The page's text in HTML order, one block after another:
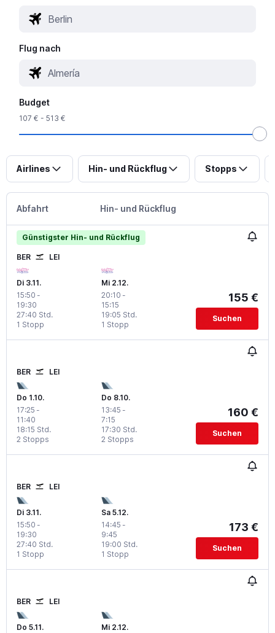
Flug nach
Budget
107 € - 513 €
Airlines Hin- und Rückflug Stopps
Abfahrt Hin- und Rückflug
Günstigster Hin- und Rückflug
BER LEI
Di 3.11.
15:50 -
19:30
1 Stopp
27:40 Std.
Mi 2.12.
20:10 -
15:15
1 Stopp
19:05 Std.
155 €
Suchen
BER LEI
Do 1.10.
17:25 -
11:40
2 Stopps
18:15 Std.
Do 8.10.
13:45 -
7:15
2 Stopps
17:30 Std.
160 €
Suchen
BER LEI
Di 3.11.
15:50 -
19:30
1 Stopp
27:40 Std.
Sa 5.12.
14:45 -
9:45
1 Stopp
19:00 Std.
173 €
Suchen
BER LEI
Do 5.11. Mi 2.12.